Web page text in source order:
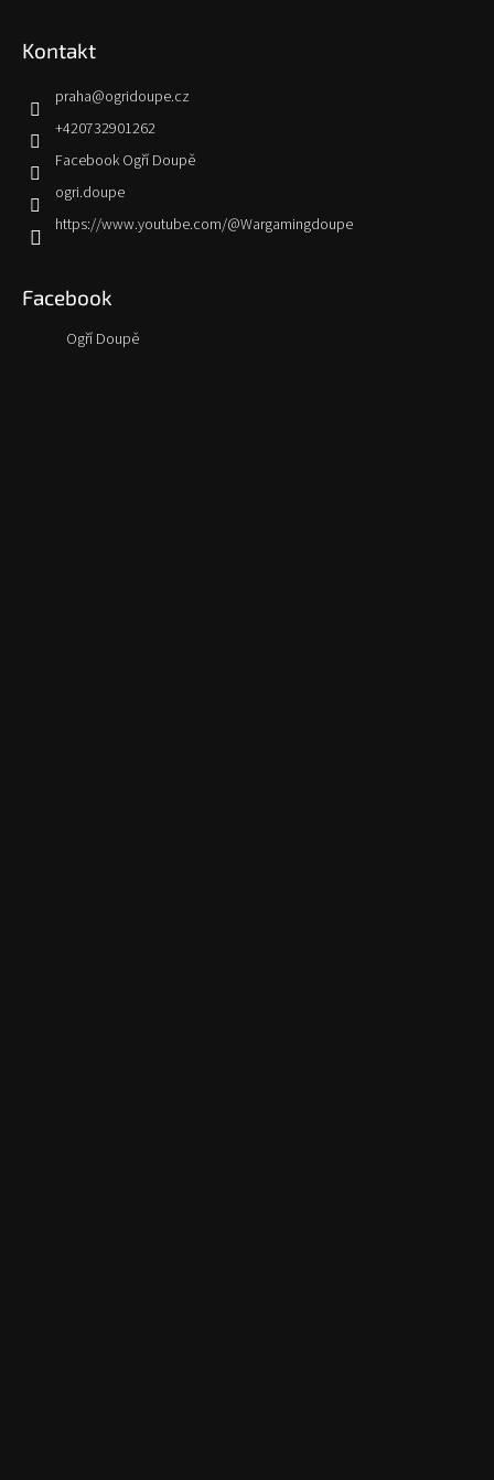
Kontakt
praha@ogridoupe.cz
+420732901262
Facebook Ogří Doupě
ogri.doupe
https://www.youtube.com/@Wargamingdoupe
Facebook
Ogří Doupě